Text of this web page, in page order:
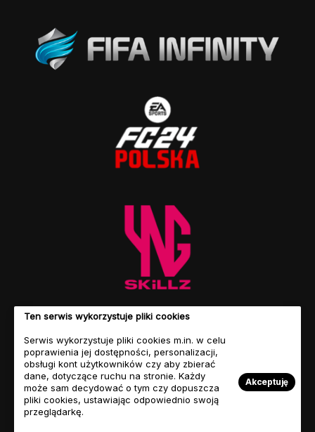
Ten serwis wykorzystuje pliki cookies
Serwis wykorzystuje pliki cookies m.in. w celu
poprawienia jej dostępności, personalizacji,
obsługi kont użytkowników czy aby zbierać
dane, dotyczące ruchu na stronie. Każdy
może sam decydować o tym czy dopuszcza
pliki cookies, ustawiając odpowiednio swoją
przeglądarkę.
Akceptuję